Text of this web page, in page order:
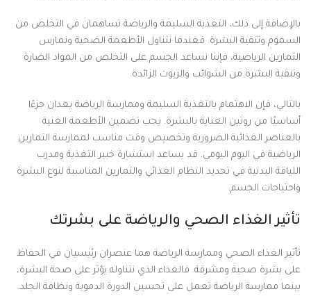
بالإضافة إلى ذلك، التغذية السليمة والرياضة تساهمان في التخلص من
السموم وتنقية البشرة. فعندما نتناول الأطعمة الصحية ونمارس
التمارين الرياضية، فإننا نساعد الجسم على التخلص من المواد الضارة
وتنقية البشرة من الشوائب والزيوت الزائدة.
بالتالي، فإن الاهتمام بالتغذية السليمة وممارسة الرياضة يعدان جزءًا
أساسيًا من روتين العناية بالبشرة. يجب تضمين الأطعمة الغنية
بالعناصر الغذائية الضرورية وتخصيص وقت مناسب لممارسة التمارين
الرياضية في اليوم اليومي. قد يساعد استشارة خبير التغذية ومدرب
اللياقة البدنية في تحديد النظام الغذائي والتمارين المناسبة لنوع البشرة
واحتياجات الجسم.
تأثير الغذاء الصحي والرياضة على بشرتك
تأثير الغذاء الصحي وممارسة الرياضة هما عنصران رئيسيان في الحفاظ
على بشرة صحية ومشرقة. فالغذاء الذي نتناوله يؤثر على صحة البشرة،
بينما ممارسة الرياضة تعمل على تحسين الدورة الدموية ونظافة الجلد.